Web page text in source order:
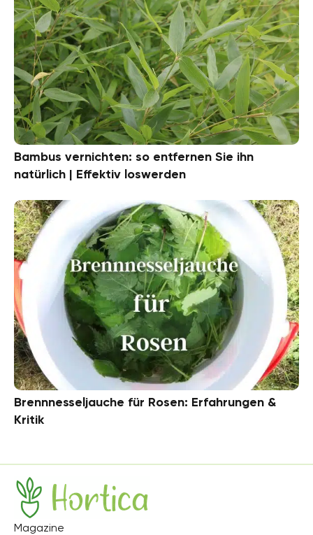
Bambus vernichten: so entfernen Sie ihn
natürlich | Effektiv loswerden
Brennnesseljauche für Rosen: Erfahrungen &
Kritik
Hortica
Magazine